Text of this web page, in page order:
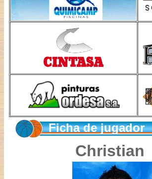
Ficha de jugador
Christian